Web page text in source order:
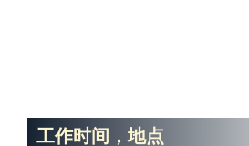
工作时间，地点